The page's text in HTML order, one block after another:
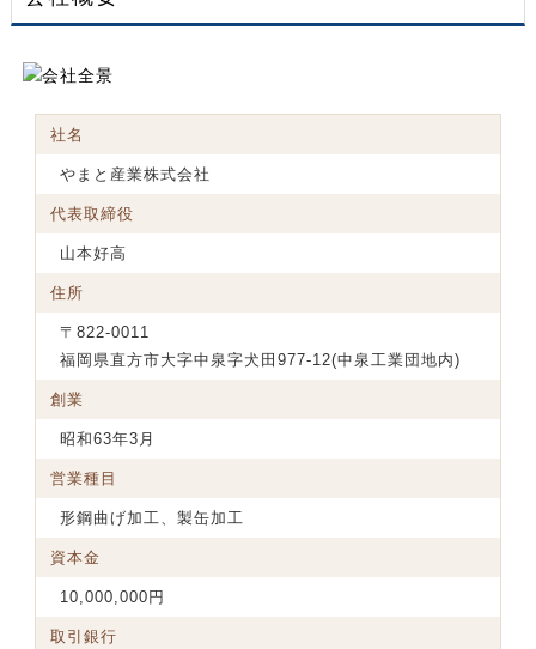
社名
やまと産業株式会社
代表取締役
山本好高
住所
〒822-0011
福岡県直方市大字中泉字犬田977-12(中泉工業団地内)
創業
昭和63年3月
営業種目
形鋼曲げ加工、製缶加工
資本金
10,000,000円
取引銀行